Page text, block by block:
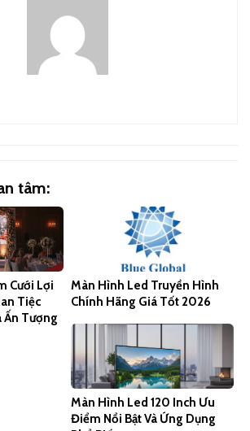
tâm:
Cưới Lợi
Tiệc
Ấn Tượng
Màn Hình Led Truyền Hình
Chính Hãng Giá Tốt 2026
Màn Hình Led 120 Inch Ưu
Điểm Nổi Bật Và Ứng Dụng